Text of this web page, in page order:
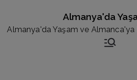
Almanya'da
Almanya'da Yaşam ve Almanca'ya